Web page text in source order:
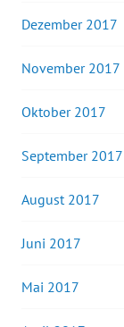
Dezember 2017
November 2017
Oktober 2017
September 2017
August 2017
Juni 2017
Mai 2017